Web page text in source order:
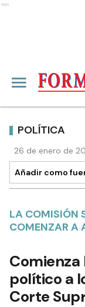
Ads
POLÍTICA
26 de enero de
Añadir como
LA COMISIÓN
COMENZAR A
Comienza
político a
Corte